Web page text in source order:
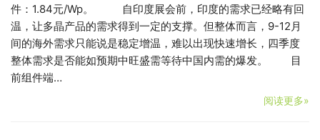
件：1.84元/Wp。 自印度展会前，印度的需求已经略有回
温，让多晶产品的需求得到一定的支撑。但整体而言，9-12月
间的海外需求只能说是稳定增温，难以出现快速增长，四季度
整体需求是否能如预期中旺盛需等待中国内需的爆发。 目
前组件端…
阅读更多»